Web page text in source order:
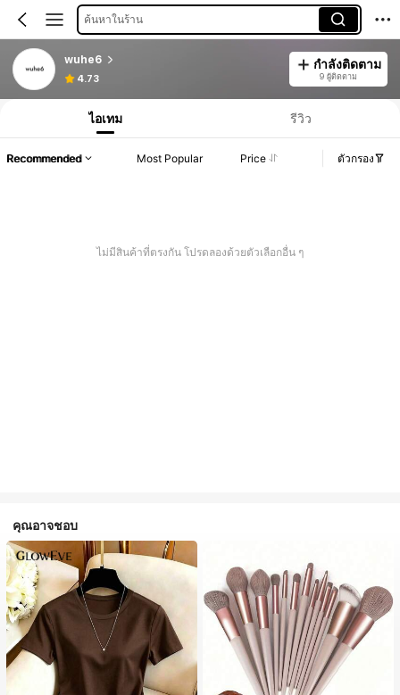
ค้นหาในร้าน
wuhe6
4.73
กำลังติดตาม
9 ผู้ติดตาม
ไอเทม รีวิว
Recommended Most Popular Price ตัวกรอง
ไม่มีสินค้าที่ตรงกัน โปรดลองด้วยตัวเลือกอื่น ๆ
คุณอาจชอบ